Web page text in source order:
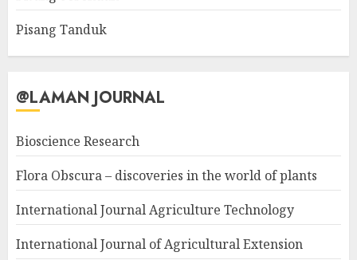
Pisang Tanduk
@LAMAN JOURNAL
Bioscience Research
Flora Obscura – discoveries in the world of plants
International Journal Agriculture Technology
International Journal of Agricultural Extension